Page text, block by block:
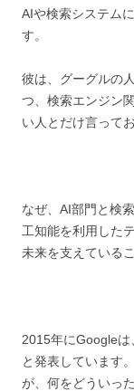
AIや検索システム
す。
彼は、グーグルの
つ、検索エンジン
い人とだけ言って
なぜ、AI部門と検
工知能を利用した
未来を支えている
2015年にGoogle
と発表しています
が、何をどういっ